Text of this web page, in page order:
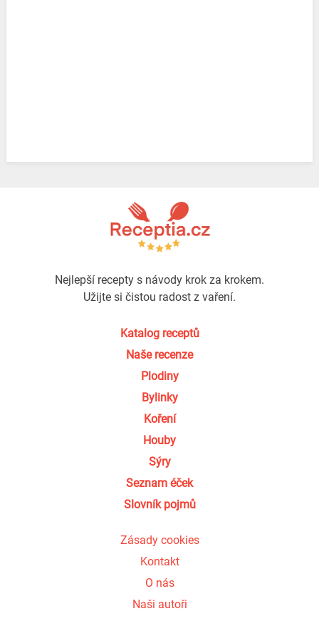
Nejlepší recepty s návody krok za krokem.
Užijte si čistou radost z vaření.
Katalog receptů
Naše recenze
Plodiny
Bylinky
Koření
Houby
Sýry
Seznam éček
Slovník pojmů
Zásady cookies
Kontakt
O nás
Naši autoři